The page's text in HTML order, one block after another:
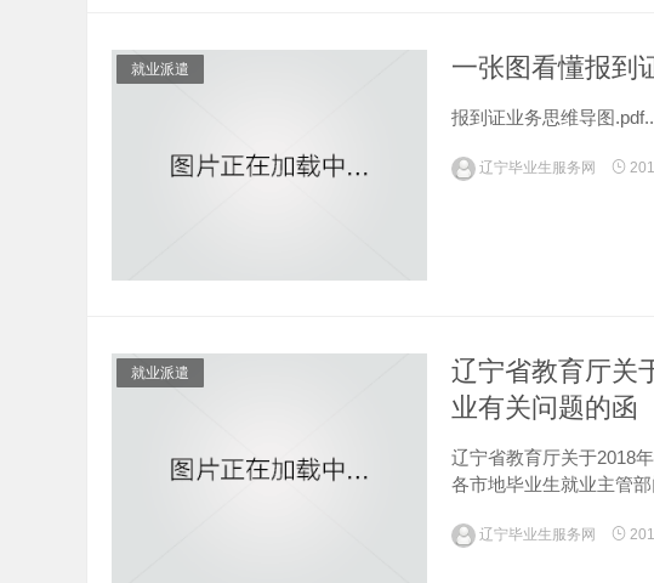
一张图看懂报到
就业派遣
报到证业务思维导图
辽宁毕业生服务网
辽宁省教育厅关
业有关问题的函
就业派遣
辽宁省教育厅关于2018
各市地毕业生就业主管
辽宁毕业生服务网